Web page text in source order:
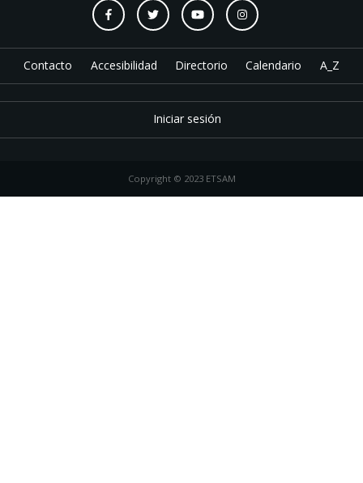
Contacto Accesibilidad Directorio Calendario A_Z
Iniciar sesión
Copyright © 2023 ETSAM